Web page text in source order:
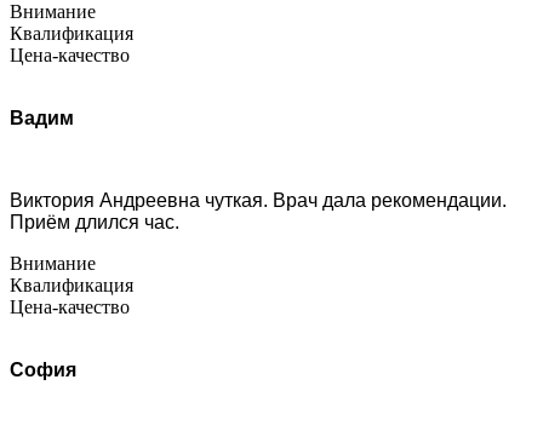
Внимание
Квалификация
Цена-качество
Вадим
Виктория Андреевна чуткая. Врач дала рекомендации.
Приём длился час.
Внимание
Квалификация
Цена-качество
София